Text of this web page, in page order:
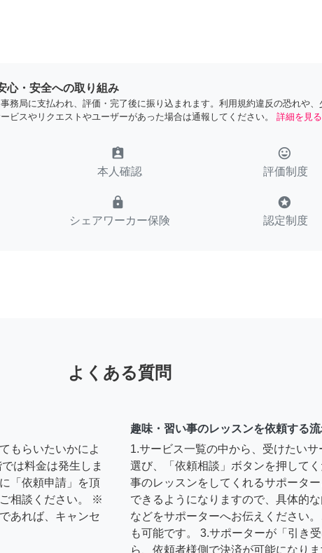
心・安全への取り組み
務局に支払われ、評価・完了後に振り込まれます。利用規約違反の恐れや、
ビスやリクエストやユーザーがあった場合は通報してください。
詳細を見る
assignment_ind
本人確認
tag_faces
評価制度
lock
シェアワーカー保険
stars
認定制度
よくある質問
もらいたいかによ
は料金は発生しま
「依頼申請」を頂
相談ください。 ※
あれば、キャンセ
趣味・習い事のレッスンを依頼する流
1.サービス一覧の中から、受けたい
選び、「依頼相談」ボタンを押して
事のレッスンをしてくれるサポータ
できるようになりますので、具体的
などをサポーターへお伝えください
も可能です。 3.サポーターが「引き
ら、依頼者様側で決済が可能になり